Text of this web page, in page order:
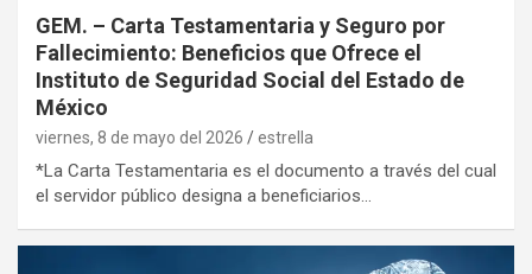
GEM. – Carta Testamentaria y Seguro por
Fallecimiento: Beneficios que Ofrece el
Instituto de Seguridad Social del Estado de
México
viernes, 8 de mayo del 2026 estrella
*La Carta Testamentaria es el documento a través del cual
el servidor público designa a beneficiarios…